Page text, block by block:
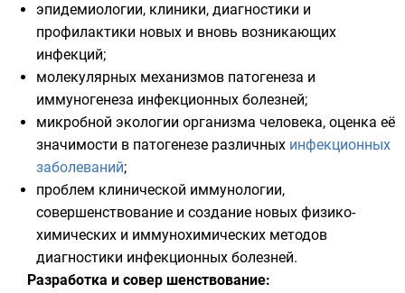
эпидемиологии, клиники, диагностики и
профилактики новых и вновь возникающих
инфекций;
молекулярных механизмов патогенеза и
иммуногенеза инфекционных болезней;
микробной экологии организма человека, оценка её
значимости в патогенезе различных инфекционных
заболеваний;
проблем клинической иммунологии,
совершенствование и создание новых физико-
химических и иммунохимических методов
диагностики инфекционных болезней.
Разработка и совер шенствование: